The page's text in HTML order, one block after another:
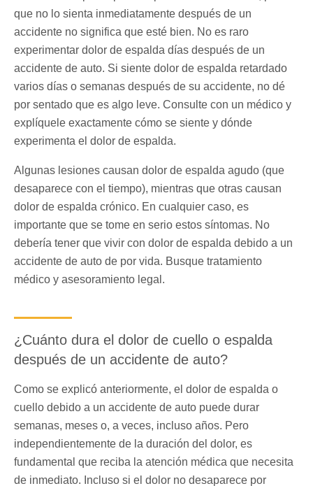
que no lo sienta inmediatamente después de un
accidente no significa que esté bien. No es raro
experimentar dolor de espalda días después de un
accidente de auto. Si siente dolor de espalda retardado
varios días o semanas después de su accidente, no dé
por sentado que es algo leve. Consulte con un médico y
explíquele exactamente cómo se siente y dónde
experimenta el dolor de espalda.
Algunas lesiones causan dolor de espalda agudo (que
desaparece con el tiempo), mientras que otras causan
dolor de espalda crónico. En cualquier caso, es
importante que se tome en serio estos síntomas. No
debería tener que vivir con dolor de espalda debido a un
accidente de auto de por vida. Busque tratamiento
médico y asesoramiento legal.
¿Cuánto dura el dolor de cuello o espalda
después de un accidente de auto?
Como se explicó anteriormente, el dolor de espalda o
cuello debido a un accidente de auto puede durar
semanas, meses o, a veces, incluso años. Pero
independientemente de la duración del dolor, es
fundamental que reciba la atención médica que necesita
de inmediato. Incluso si el dolor no desaparece por